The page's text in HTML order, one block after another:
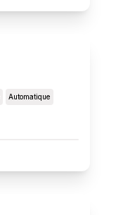
Automatique